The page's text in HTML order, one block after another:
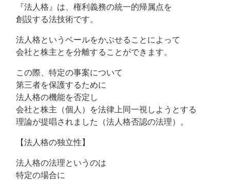
『法人格』は、権利義務の統一的帰属点を
創設する法技術です。
法人格というベールをかぶせることによって
会社と株主とを分離することができます。
この際、特定の事案について
第三者を保護するために
法人格の機能を否定し
会社と株主（個人）を法律上同一視しようとする
理論が提唱されました（法人格否認の法理）。
【法人格の独立性】
法人格の法理というのは
特定の場合に